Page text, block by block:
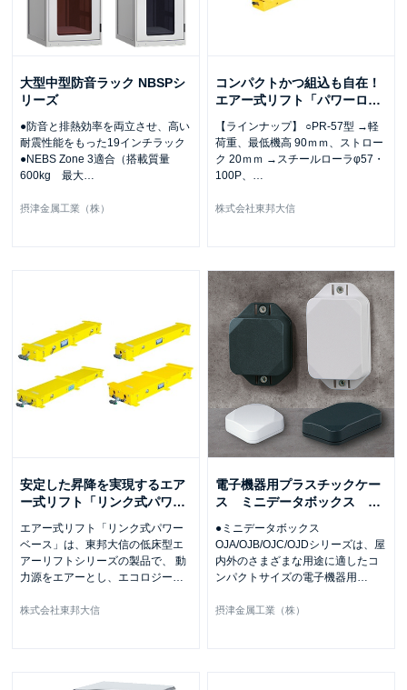
大型中型防音ラック NBSPシ
リーズ
●防音と排熱効率を両立させ、高い
耐震性能をもった19インチラック
●NEBS Zone 3適合（搭載質量
600kg 最大…
摂津金属工業（株）
コンパクトかつ組込も自在！
エアー式リフト「パワーロ…
【ラインナップ】 ○PR-57型 →軽
荷重、最低機高 90ｍｍ、ストロー
ク 20ｍｍ →スチールローラφ57・
100P、 …
株式会社東邦大信
安定した昇降を実現するエア
ー式リフト「リンク式パワ…
エアー式リフト「リンク式パワー
ベース」は、東邦大信の低床型エ
アーリフトシリーズの製品で、 動
力源をエアーとし、エコロジー
株式会社東邦大信
電子機器用プラスチックケー
ス ミニデータボックス …
●ミニデータボックス
OJA/OJB/OJC/OJDシリーズは、屋
内外のさまざまな用途に適したコ
ンパクトサイズの電子機器用
摂津金属工業（株）